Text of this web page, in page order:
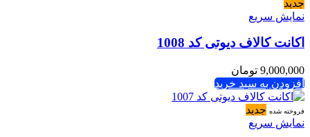
جدید
نمایش سریع
اکانت کالاف دیوتی کد 1008
9,000,000 تومان
افزودن به سبد خرید
فروخته شده جدید
نمایش سریع